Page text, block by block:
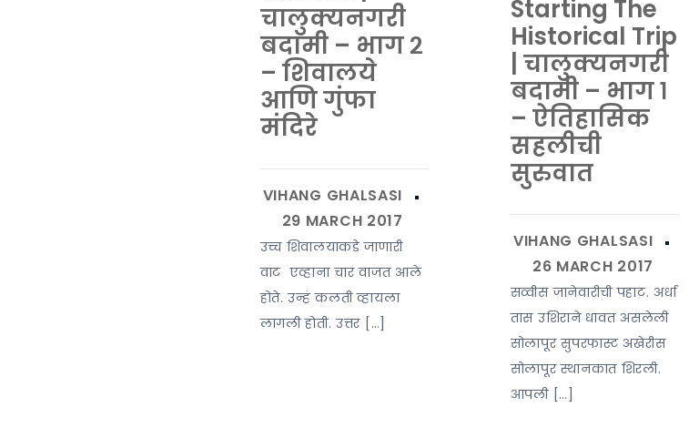
चालुक्यनगरी
बदामी – भाग २
– शिवालये
आणि गुंफा
मंदिरे
उच्च शिवालयाकडे जाणारी
वाट एव्हाना चार वाजत आले
होते. उन्हं कलती व्हायला
लागली होती. उत्तर […]
Starting The
Historical Trip
| चालुक्यनगरी
बदामी – भाग १
– ऐतिहासिक
सहलीची
सुरुवात
सव्वीस जानेवारीची पहाट. अर्धा
तास उशिराने धावत असलेली
सोलापूर सुपरफास्ट अखेरीस
सोलापूर स्थानकात शिरली.
आपली […]